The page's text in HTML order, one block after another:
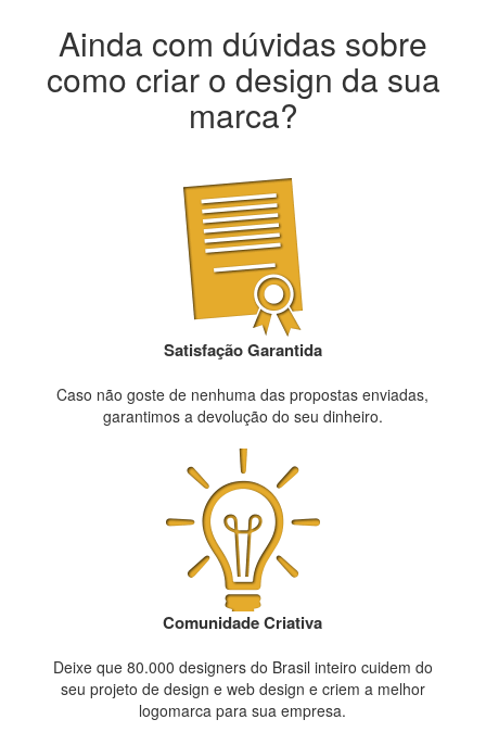
Ainda com dúvidas sobre
como criar o design da sua
marca?
Satisfação Garantida
Caso não goste de nenhuma das propostas enviadas,
garantimos a devolução do seu dinheiro.
Comunidade Criativa
Deixe que 80.000 designers do Brasil inteiro cuidem do
seu projeto de design e web design e criem a melhor
logomarca para sua empresa.